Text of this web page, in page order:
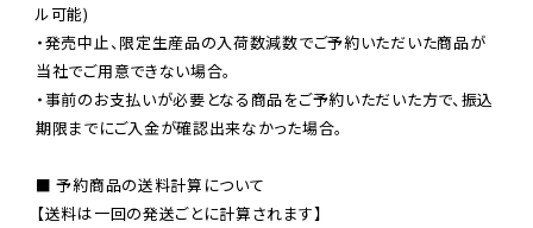
ル可能)
・発売中止、限定生産品の入荷数減数でご予約いただいた商品が
当社でご用意できない場合。
・事前のお支払いが必要となる商品をご予約いただいた方で、振込
期限までにご入金が確認出来なかった場合。
■ 予約商品の送料計算について
【送料は一回の発送ごとに計算されます】